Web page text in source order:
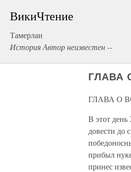
ВикиЧтение
Тамерлан
История Автор неизвестен --
ГЛАВА
ГЛАВА О
В этот
довести до
прибыл
принес